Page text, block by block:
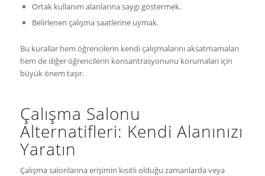
Ortak kullanım alanlarına saygı göstermek.
Belirlenen çalışma saatlerine uymak.
Bu kurallar hem öğrencilerin kendi çalışmalarını aksatmamaları
hem de diğer öğrencilerin konsantrasyonunu korumaları için
büyük önem taşır.
Çalışma Salonu
Alternatifleri: Kendi Alanınızı
Yaratın
Çalışma salonlarına erişimin kısıtlı olduğu zamanlarda veya